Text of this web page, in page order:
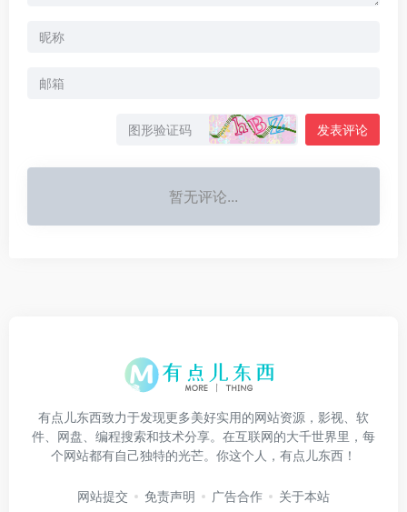
发表评论
暂无评论...
有点儿东西致力于发现更多美好实用的网站资源，影视、软
件、网盘、编程搜索和技术分享。在互联网的大千世界里，每
个网站都有自己独特的光芒。你这个人，有点儿东西！
网站提交 免责声明 广告合作 关于本站